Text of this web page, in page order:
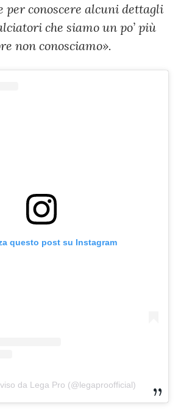
per conoscere alcuni dettagli
che siamo un po’ più
non conosciamo».
questo post su Instagram
da Lega Pro (@legaproofficial)